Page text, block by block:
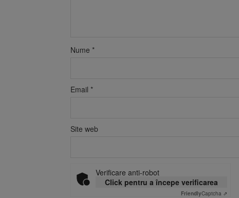
Nume *
Email *
Site web
Verificare anti-robot
Click pentru a începe verificarea
FriendlyCaptcha ⇗